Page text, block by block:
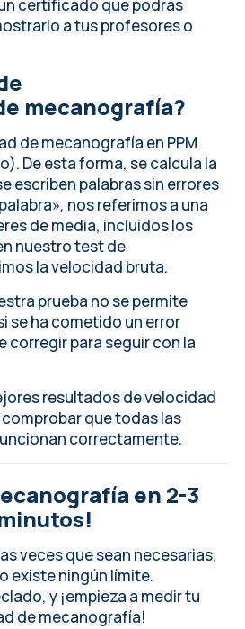
certificado que podrás
a tus profesores o
mecanografía?
de mecanografía en PPM
De esta forma, se calcula la
escriben palabras sin errores
nos referimos a una
de media, incluidos los
nuestro test de
la velocidad bruta.
prueba no se permite
se ha cometido un error
corregir para seguir con la
resultados de velocidad
comprobar que todas las
correctamente.
en 2-3
veces que sean necesarias,
existe ningún límite.
y ¡empieza a medir tu
de mecanografía!